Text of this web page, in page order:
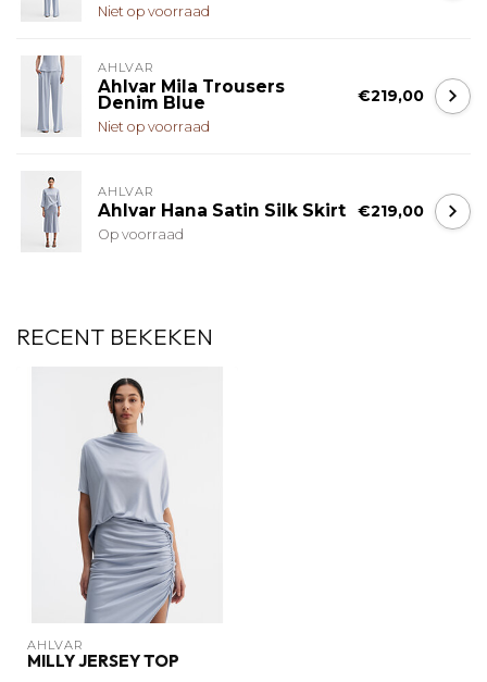
Niet op voorraad
AHLVAR
Ahlvar Mila Trousers
Denim Blue
Niet op voorraad
€219,00
AHLVAR
Ahlvar Hana Satin Silk Skirt
Op voorraad
€219,00
RECENT BEKEKEN
AHLVAR
MILLY JERSEY TOP